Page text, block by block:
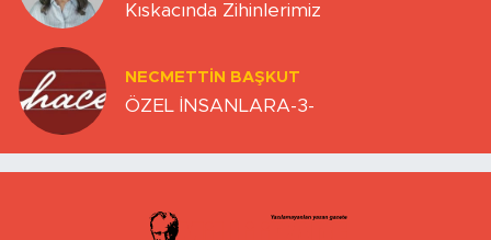
Kıskacında Zihinlerimiz
NECMETTIN BAŞKUT
ÖZEL İNSANLARA-3-